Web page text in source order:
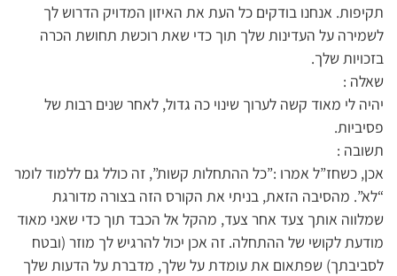
תקיפות. אנחנו בודקים כל העת את האיזון המדויק הדרוש לך
לשמירה על העדינות שלך תוך כדי שאת רוכשת תחושת הכרה
בזכויות שלך.
שאלה :
יהיה לי מאוד קשה לערוך שינוי כה גדול, לאחר שנים רבות של
פסיביות.
תשובה :
אכן, כשחז”ל אמרו :”כל ההתחלות קשות”, זה כולל גם ללמוד לומר
“לא”. מהסיבה הזאת, בניתי את הקורס הזה בצורה מדורגת
שמלווה אותך צעד אחר צעד, מהקל אל הכבד תוך כדי שאני מאוד
מודעת לקושי של ההתחלה. זה אכן יכול להרגיש לך מוזר (ובטח
לסביבתך) שפתאום את עומדת על שלך, מדברת על הדעות שלך